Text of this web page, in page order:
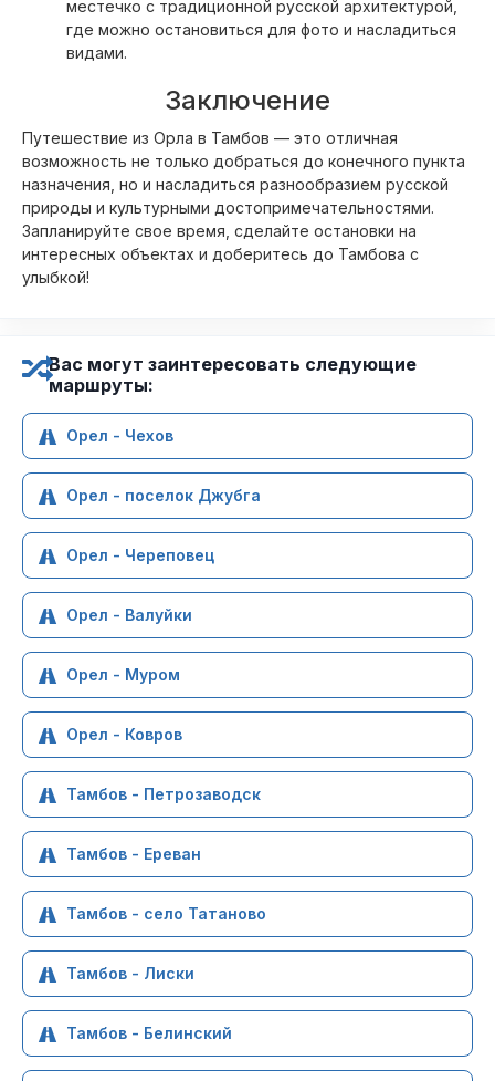
местечко с традиционной русской архитектурой,
где можно остановиться для фото и насладиться
видами.
Заключение
Путешествие из Орла в Тамбов — это отличная
возможность не только добраться до конечного пункта
назначения, но и насладиться разнообразием русской
природы и культурными достопримечательностями.
Запланируйте свое время, сделайте остановки на
интересных объектах и доберитесь до Тамбова с
улыбкой!
Вас могут заинтересовать следующие
маршруты:
Орел - Чехов
Орел - поселок Джубга
Орел - Череповец
Орел - Валуйки
Орел - Муром
Орел - Ковров
Тамбов - Петрозаводск
Тамбов - Ереван
Тамбов - село Татаново
Тамбов - Лиски
Тамбов - Белинский